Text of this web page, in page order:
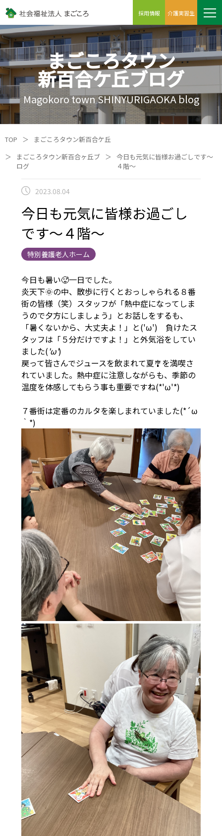
採用情報 介護実習生
まごころタウン
新百合ケ丘ブログ
Magokoro town SHINYURIGAOKA blog
TOP ＞
まごころタウン新百合ケ丘
＞
まごころタウン新百合ヶ丘ブ
ログ
＞ 今日も元気に皆様お過ごしです～
４階～
2023.08.04
今日も元気に皆様お過ごし
です～４階～
特別養護老人ホーム
今日も暑い🥵一日でした。
炎天下🌞の中、散歩に行くとおっしゃられる８番
街の皆様（笑）スタッフが「熱中症になってしま
うので夕方にしましょう」とお話しをするも、
「暑くないから、大丈夫よ！」と('ω') 負けたス
タッフは「５分だけですよ！」と外気浴をしてい
ました('ω')
戻って皆さんでジュースを飲まれて夏🎐を満喫さ
れていました。熱中症に注意しながらも、季節の
温度を体感してもらう事も重要ですね(*'ω'*)
７番街は定番のカルタを楽しまれていました(*´ω
｀*)